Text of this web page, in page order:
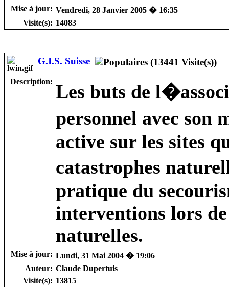
Mise à jour: Vendredi, 28 Janvier 2005 � 16:35
Visite(s): 14083
G.I.S. Suisse
Description: Les buts de
personnel avec
active sur les sites
catastrophes
pratique du
interventions lors
naturelles.
Mise à jour: Lundi, 31 Mai 2004 � 19:06
Auteur: Claude Dupertuis
Visite(s): 13815